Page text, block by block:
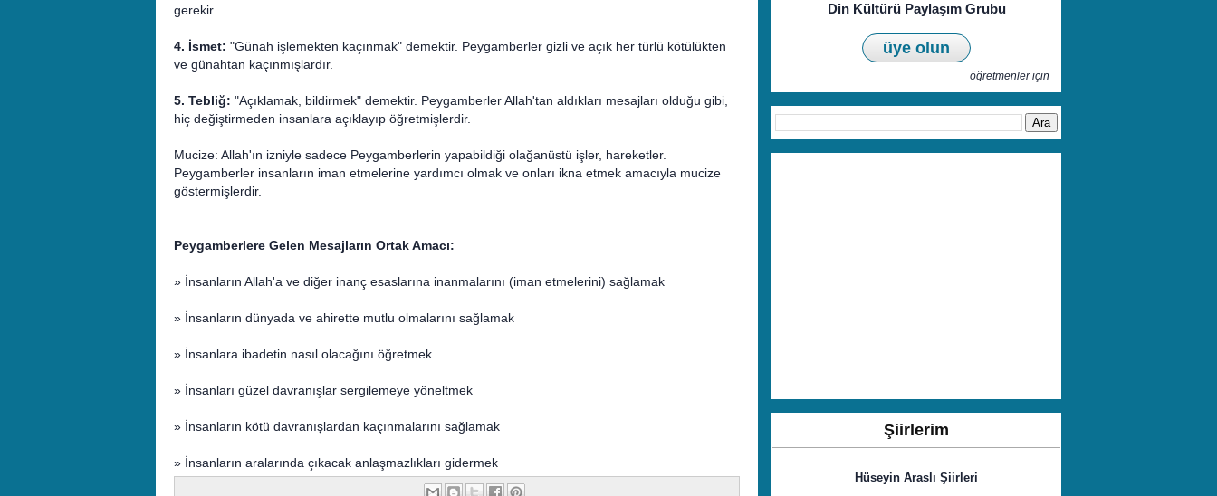
gerekir.
4. İsmet: "Günah işlemekten kaçınmak" demektir. Peygamberler gizli ve açık her türlü kötülükten
ve günahtan kaçınmışlardır.
5. Tebliğ: "Açıklamak, bildirmek" demektir. Peygamberler Allah'tan aldıkları mesajları olduğu gibi,
hiç değiştirmeden insanlara açıklayıp öğretmişlerdir.
Mucize: Allah'ın izniyle sadece Peygamberlerin yapabildiği olağanüstü işler, hareketler.
Peygamberler insanların iman etmelerine yardımcı olmak ve onları ikna etmek amacıyla mucize
göstermişlerdir.
Peygamberlere Gelen Mesajların Ortak Amacı:
» İnsanların Allah'a ve diğer inanç esaslarına inanmalarını (iman etmelerini) sağlamak
» İnsanların dünyada ve ahirette mutlu olmalarını sağlamak
» İnsanlara ibadetin nasıl olacağını öğretmek
» İnsanları güzel davranışlar sergilemeye yöneltmek
» İnsanların kötü davranışlardan kaçınmalarını sağlamak
» İnsanların aralarında çıkacak anlaşmazlıkları gidermek
Din Kültürü Paylaşım Grubu
üye olun
öğretmenler için
Şiirlerim
Hüseyin Araslı Şiirleri